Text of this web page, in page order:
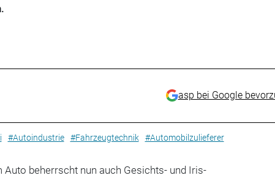
asp bei Google
#Autoindustrie #Fahrzeugtechnik #Automobilzulieferer
Auto beherrscht nun auch Gesichts- und Iris-